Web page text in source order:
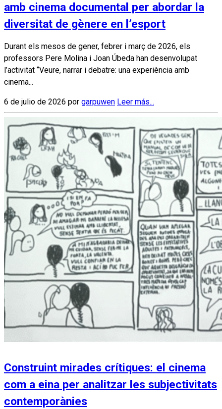
amb cinema documental per abordar la
diversitat de gènere en l’esport
Durant els mesos de gener, febrer i març de 2026, els
professors Pere Molina i Joan Úbeda han desenvolupat
l’activitat “Veure, narrar i debatre: una experiència amb
cinema...
6 de julio de 2026 por garpuwen Leer más...
Construint mirades crítiques: el cinema
com a eina per analitzar les subjectivitats
contemporànies